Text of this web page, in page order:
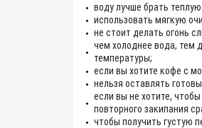
воду лучше брать
использовать мягкую
не стоит делать огонь
чем холоднее вода, тем
температуры;
если вы хотите кофе с
нельзя оставлять
если вы не хотите,
повторного закипания
чтобы получить густую